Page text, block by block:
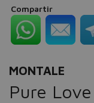
Compartir
MONTALE
Pure Love